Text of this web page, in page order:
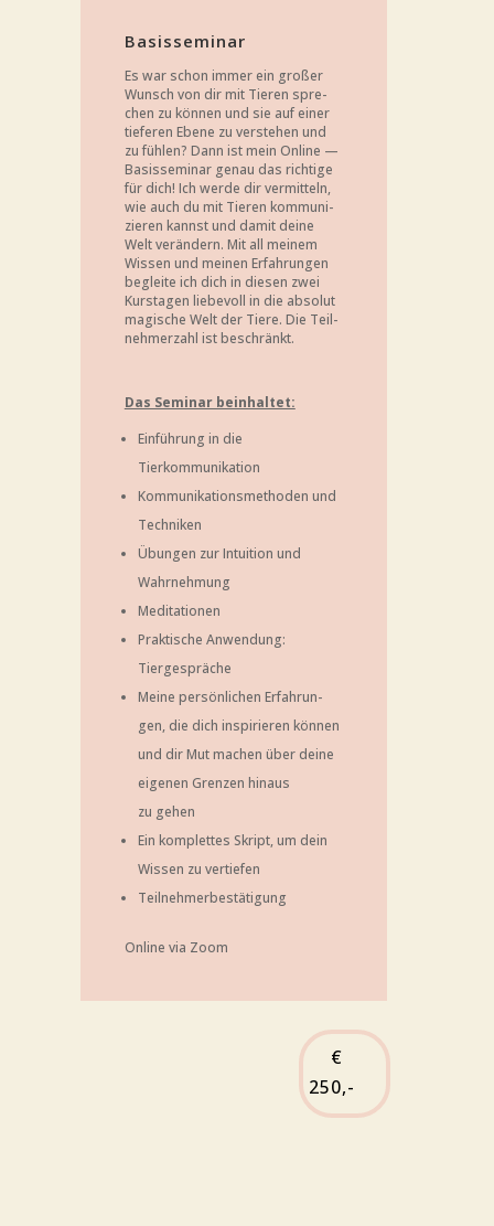
Basis­se­mi­nar
Es war schon immer ein gro­ßer
Wunsch von dir mit Tie­ren spre­
chen zu kön­nen und sie auf einer
tie­fe­ren Ebe­ne zu ver­ste­hen und
zu füh­len? Dann ist mein Online —
Basis­se­mi­nar genau das rich­ti­ge
für dich! Ich wer­de dir ver­mit­teln,
wie auch du mit Tie­ren kom­mu­ni­
zie­ren kannst und damit dei­ne
Welt ver­än­dern. Mit all mei­nem
Wis­sen und mei­nen Erfah­run­gen
beglei­te ich dich in die­sen zwei
Kurs­ta­gen lie­be­voll in die abso­lut
magi­sche Welt der Tie­re. Die Teil­
neh­mer­zahl ist beschränkt.
Das Semi­nar beinhaltet:
Ein­füh­rung in die
Tierkommunikation
Kom­mu­ni­ka­ti­ons­me­tho­den und
Techniken
Übun­gen zur Intui­ti­on und
Wahrnehmung
Medi­ta­tio­nen
Prak­ti­sche Anwen­dung:
Tiergespräche
Mei­ne per­sön­li­chen Erfah­run­
gen, die dich inspi­rie­ren kön­nen
und dir Mut machen über dei­ne
eige­nen Gren­zen hin­aus
zu gehen
Ein kom­plet­tes Skript, um dein
Wis­sen zu vertiefen
Teil­neh­mer­be­stä­ti­gung
Online via Zoom
€
250,-